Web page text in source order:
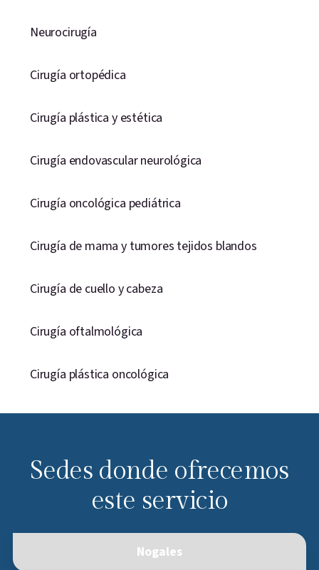
Sedes donde ofrecemos
este servicio
Nogales
Neurocirugía
Cirugía ortopédica
Cirugía plástica y estética
Cirugía endovascular neurológica
Cirugía oncológica pediátrica
Cirugía de mama y tumores tejidos blandos
Cirugía de cuello y cabeza
Cirugía oftalmológica
Cirugía plástica oncológica